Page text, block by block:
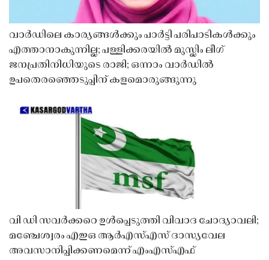
വാർഡിലെ കാര്യങ്ങൾക്കും പാർട്ടി പരിപാടികൾക്കും
എത്താനാകുന്നില്ല; പള്ളിക്കരയിൽ മുസ്ലിം ലീഗ്
ജനപ്രതിനിധിയുടെ രാജി; ഒന്നാം വാർഡിൽ
ഉപതെരഞ്ഞെടുപ്പിന് കളമൊരുങ്ങുന്നു
വി ഡി സവർക്കറെ ഉൾപ്പെടുത്തി വിവാദ ചോദ്യാവലി;
മഞ്ചേശ്വരം എഇഒ ആർഎസ്എസ് ദാസ്യവേല
അവസാനിപ്പിക്കണമെന്ന് എംഎസ്എഫ്